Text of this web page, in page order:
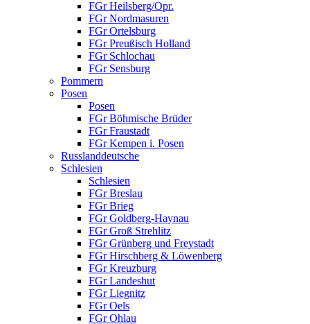
FGr Heilsberg/Opr.
FGr Nordmasuren
FGr Ortelsburg
FGr Preußisch Holland
FGr Schlochau
FGr Sensburg
Pommern
Posen
Posen
FGr Böhmische Brüder
FGr Fraustadt
FGr Kempen i. Posen
Russlanddeutsche
Schlesien
Schlesien
FGr Breslau
FGr Brieg
FGr Goldberg-Haynau
FGr Groß Strehlitz
FGr Grünberg und Freystadt
FGr Hirschberg & Löwenberg
FGr Kreuzburg
FGr Landeshut
FGr Liegnitz
FGr Oels
FGr Ohlau